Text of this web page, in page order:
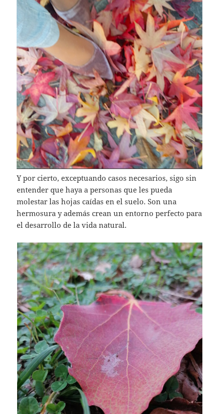
Y por cierto, exceptuando casos necesarios, sigo sin
entender que haya a personas que les pueda
molestar las hojas caídas en el suelo. Son una
hermosura y además crean un entorno perfecto para
el desarrollo de la vida natural.